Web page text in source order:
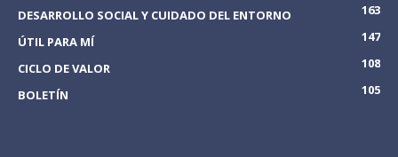
DESARROLLO SOCIAL Y CUIDADO DEL ENTORNO
163
ÚTIL PARA MÍ
147
CICLO DE VALOR
108
BOLETÍN
105